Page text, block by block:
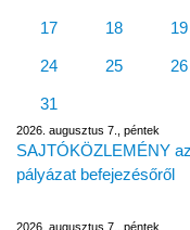
17 18 19
24 25 26
31
2026. augusztus 7., péntek
SAJTÓKÖZLEMÉNY
pályázat befejezésőről
2026. augusztus 7., péntek